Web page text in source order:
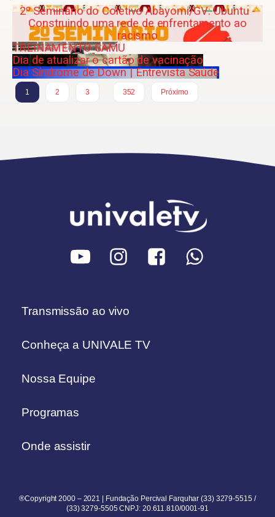
2º Seminário do Coletivo Abayomi/GV: Ubuntu -
Construindo uma rede de enfrentamento ao
racismo
TREINAMENTO SAMU
Dia de atualizar o cartão de vacinação
Dia Síndrome de Down | Entrevista Saúde
1 2 3
352
Próximo
Transmissão ao vivo
Conheça a UNIVALE TV
Nossa Equipe
Programas
Onde assistir
®Copyright 2000 – 2021 | Fundação Percival Farquhar (33) 3279-5515 /
(33) 3279-5505 CNPJ: 20.611.810/0001-91